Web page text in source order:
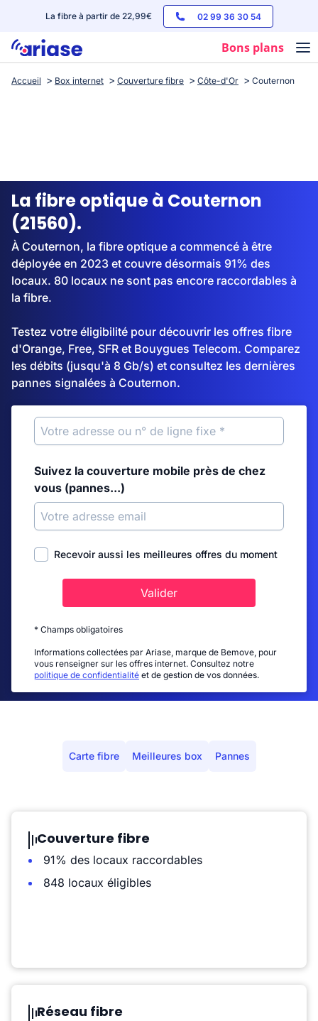
La fibre à partir de 22,99€ 02 99 36 30 54
Bons plans
Box internet
Streaming
Accueil Box internet Couverture fibre Côte-d'Or Couternon
La fibre optique à Couternon
(21560).
À Couternon, la fibre optique a commencé à être
déployée en 2023 et couvre désormais 91% des
locaux. 80 locaux ne sont pas encore raccordables à
la fibre.
Testez votre éligibilité pour découvrir les offres fibre
d'Orange, Free, SFR et Bouygues Telecom. Comparez
les débits (jusqu'à 8 Gb/s) et consultez les dernières
pannes signalées à Couternon.
Suivez la couverture mobile près de chez
vous (pannes...)
Recevoir aussi les meilleures offres du moment
Valider
* Champs obligatoires
Informations collectées par Ariase, marque de Bemove, pour
vous renseigner sur les offres internet. Consultez notre
politique de confidentialité et de gestion de vos données.
Carte fibre Meilleures box Pannes
Couverture fibre
91% des locaux raccordables
848 locaux éligibles
Réseau fibre